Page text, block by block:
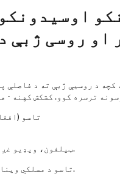
او روسی ژبې
کچه د روسیې ژبې ته د فاصلې
ترسره کوو. کشکش کهنه -
تاسو
ټیلفون، ویډیو غږ او د چیٹ اړیکه د نړۍ هر ځای څخه پاکه ده.
تاسو د مسلکي وینا تخصص په واسطه مشوره شوي. دا وړیا هم ده.